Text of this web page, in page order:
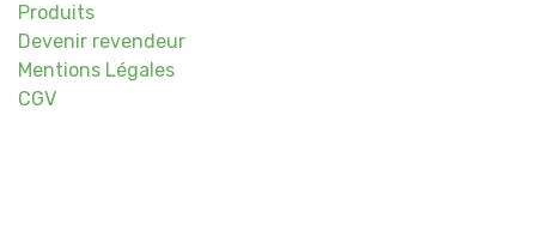
Produits
Devenir revendeur
Mentions Légales
CGV